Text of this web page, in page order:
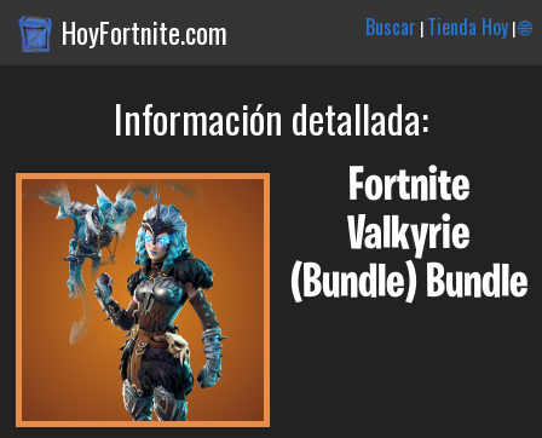
HoyFortnite.com Buscar |Tienda Hoy|🌐
Información detallada:
Fortnite
Valkyrie
(Bundle) Bundle